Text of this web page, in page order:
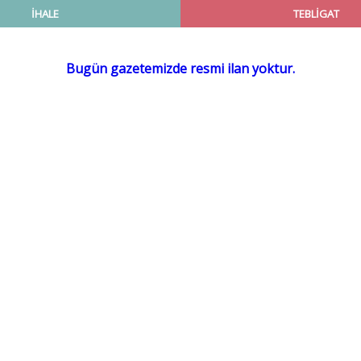
İHALE TEBLİGAT
Bugün gazetemizde resmi ilan yoktur.